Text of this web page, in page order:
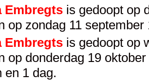
Embregts is gedoopt op
op zondag 11
Embregts is gedoopt op
op donderdag 19
en 1 dag.